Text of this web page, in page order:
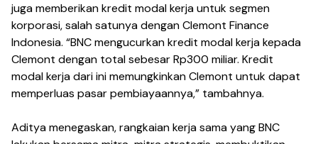
juga memberikan kredit modal kerja untuk segmen
korporasi, salah satunya dengan Clemont Finance
Indonesia. “BNC mengucurkan kredit modal kerja kepada
Clemont dengan total sebesar Rp300 miliar. Kredit
modal kerja dari ini memungkinkan Clemont untuk dapat
memperluas pasar pembiayaannya,” tambahnya.
Aditya menegaskan, rangkaian kerja sama yang BNC